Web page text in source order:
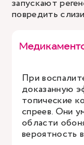
запускают
повредить
При
доказанную
топические
спреев. Они
области
вероятность